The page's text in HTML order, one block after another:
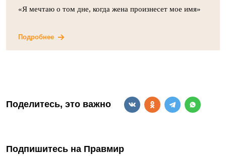
«Я мечтаю о том дне, когда жена произнесет мое имя»
Подробнее
Поделитесь, это важно
Подпишитесь на Правмир